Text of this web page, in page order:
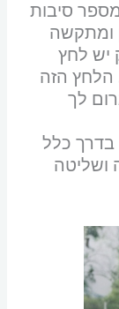
סיבות
ומתקשה
יש לחץ
הלחץ הזה
לך
בדרך כלל
ושליטה